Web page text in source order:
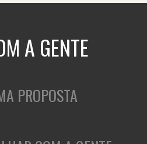
A GENTE
PROPOSTA